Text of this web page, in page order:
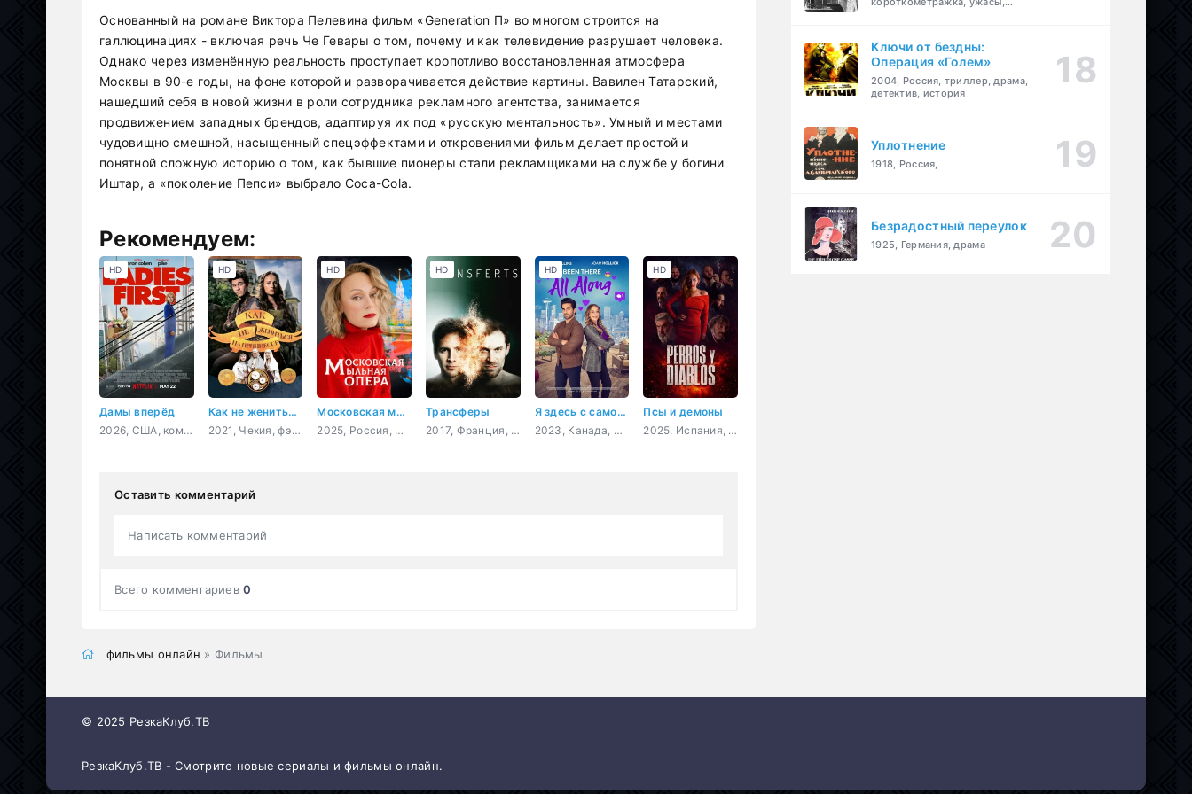
Основанный на романе Виктора Пелевина фильм «Generation П» во многом строится на
галлюцинациях - включая речь Че Гевары о том, почему и как телевидение разрушает человека.
Однако через изменённую реальность проступает кропотливо восстановленная атмосфера
Москвы в 90-е годы, на фоне которой и разворачивается действие картины. Вавилен Татарский,
нашедший себя в новой жизни в роли сотрудника рекламного агентства, занимается
продвижением западных брендов, адаптируя их под «русскую ментальность». Умный и местами
чудовищно смешной, насыщенный спецэффектами и откровениями фильм делает простой и
понятной сложную историю о том, как бывшие пионеры стали рекламщиками на службе у богини
Иштар, а «поколение Пепси» выбрало Coca-Cola.
Рекомендуем:
Дамы вперёд
2026, США, комедия
HD
Как не жениться на принцессе
2021, Чехия, фэнтези, комедия, семейный
HD
Московская мыльная опера
2025, Россия, мелодрама
HD
Трансферы
2017, Франция, Бельгия, фантастика, триллер
HD
Я здесь с самого начала
2023, Канада, мелодрама
HD
Псы и демоны
2025, Испания, криминал
HD
Оставить комментарий
Написать комментарий
Всего комментариев0
фильмы онлайн » Фильмы
Ключи от бездны:
Операция «Голем»
2004, Россия, триллер, драма,
детектив, история
Уплотнение
1918, Россия,
Безрадостный переулок
1925, Германия, драма
© 2025 РезкаКлуб.ТВ
РезкаКлуб.ТВ - Смотрите новые сериалы и фильмы онлайн.